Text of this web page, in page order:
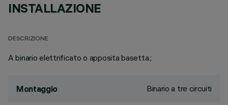
INSTALLAZIONE
DESCRIZIONE
A binario elettrificato o apposita basetta.;
Montaggio Binario a tre circuiti